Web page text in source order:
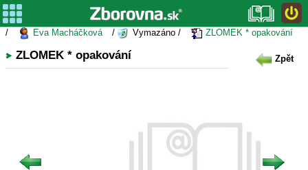
/ Eva Macháčková / Vymazáno / ZLOMEK * opakování
ZLOMEK * opakování Zpět